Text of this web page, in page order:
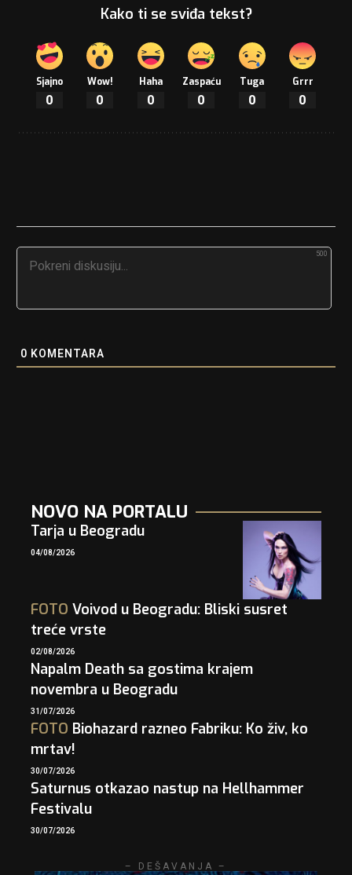
Kako ti se sviđa tekst?
Sjajno
0
Wow!
0
Haha
0
Zaspaću
0
Tuga
0
Grrr
0
500
0 KOMENTARA
NOVO NA PORTALU
Tarja u Beogradu
04/08/2026
FOTO Voivod u Beogradu: Bliski susret
treće vrste
02/08/2026
Napalm Death sa gostima krajem
novembra u Beogradu
31/07/2026
FOTO Biohazard razneo Fabriku: Ko živ, ko
mrtav!
30/07/2026
Saturnus otkazao nastup na Hellhammer
Festivalu
30/07/2026
– DEŠAVANJA –